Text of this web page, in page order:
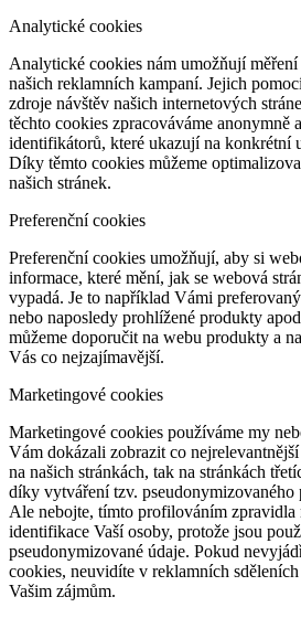
Analytické cookies
Analytické cookies nám umožňují
našich reklamních kampaní. Jejich
zdroje návštěv našich internetových
těchto cookies zpracováváme anonymně
identifikátorů, které ukazují na konkrétní
Díky těmto cookies můžeme
našich stránek.
Preferenční cookies
Preferenční cookies umožňují, aby si
informace, které mění, jak se webová
vypadá. Je to například Vámi
nebo naposledy prohlížené produkty
můžeme doporučit na webu produkty a
Vás co nejzajímavější.
Marketingové cookies
Marketingové cookies používáme my
Vám dokázali zobrazit co
na našich stránkách, tak na stránkách
díky vytváření tzv. pseudonymizovaného
Ale nebojte, tímto profilováním zpravidla
identifikace Vaší osoby, protože jsou
pseudonymizované údaje. Pokud
cookies, neuvidíte v reklamních
Vašim zájmům.